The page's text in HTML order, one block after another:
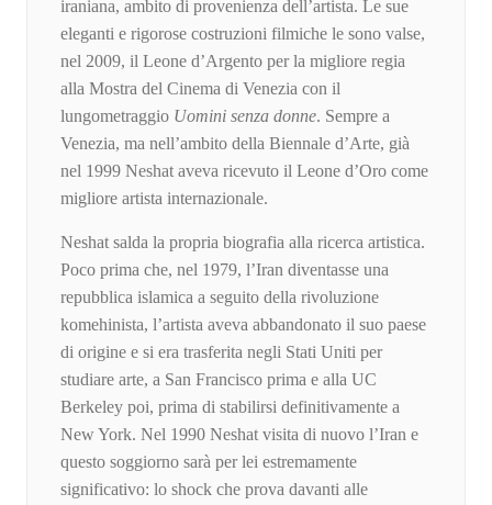
iraniana, ambito di provenienza dell’artista. Le sue
eleganti e rigorose costruzioni filmiche le sono valse,
nel 2009, il Leone d’Argento per la migliore regia
alla Mostra del Cinema di Venezia con il
lungometraggio Uomini senza donne. Sempre a
Venezia, ma nell’ambito della Biennale d’Arte, già
nel 1999 Neshat aveva ricevuto il Leone d’Oro come
migliore artista internazionale.
Neshat salda la propria biografia alla ricerca artistica.
Poco prima che, nel 1979, l’Iran diventasse una
repubblica islamica a seguito della rivoluzione
komehinista, l’artista aveva abbandonato il suo paese
di origine e si era trasferita negli Stati Uniti per
studiare arte, a San Francisco prima e alla UC
Berkeley poi, prima di stabilirsi definitivamente a
New York. Nel 1990 Neshat visita di nuovo l’Iran e
questo soggiorno sarà per lei estremamente
significativo: lo shock che prova davanti alle